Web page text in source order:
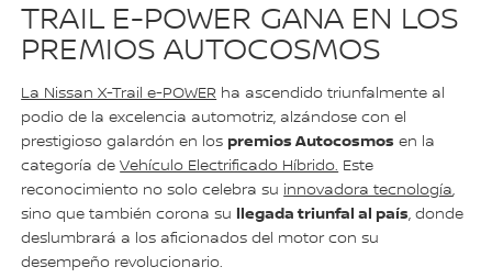
TRAIL E-POWER GANA EN LOS
PREMIOS AUTOCOSMOS
La Nissan X-Trail e-POWER ha ascendido triunfalmente al
podio de la excelencia automotriz, alzándose con el
prestigioso galardón en los premios Autocosmos en la
categoría deVehículo Electrificado Híbrido. Este
reconocimiento no solo celebra su innovadora tecnología,
sino que también corona su llegada triunfal al país, donde
deslumbrará a los aficionados del motor con su
desempeño revolucionario.